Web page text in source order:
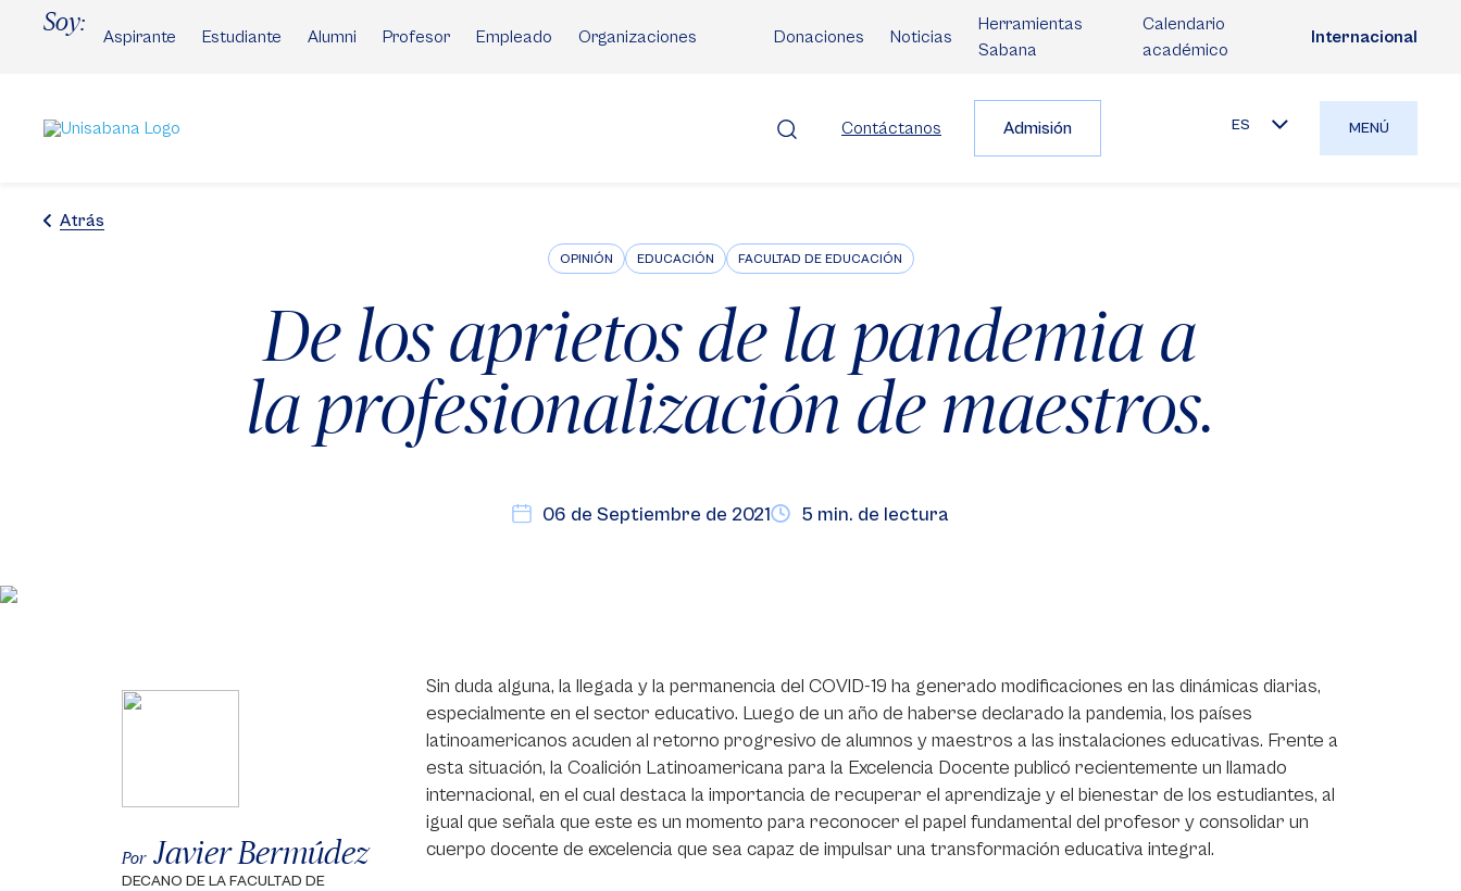
Soy:
Aspirante Estudiante Alumni Profesor Empleado Organizaciones Donaciones Noticias
Herramientas
Sabana
Calendario
académico
Internacional
Contáctanos Admisión ES MENÚ
Atrás
OPINIÓN EDUCACIÓN FACULTAD DE EDUCACIÓN
De los aprietos de la pandemia a
la profesionalización de maestros.
06 de Septiembre de 2021 5 min. de lectura
Por Javier Bermúdez
DECANO DE LA FACULTAD DE
Sin duda alguna, la llegada y la permanencia del COVID-19 ha generado modificaciones en las dinámicas diarias,
especialmente en el sector educativo. Luego de un año de haberse declarado la pandemia, los países
latinoamericanos acuden al retorno progresivo de alumnos y maestros a las instalaciones educativas. Frente a
esta situación, la Coalición Latinoamericana para la Excelencia Docente publicó recientemente un llamado
internacional, en el cual destaca la importancia de recuperar el aprendizaje y el bienestar de los estudiantes, al
igual que señala que este es un momento para reconocer el papel fundamental del profesor y consolidar un
cuerpo docente de excelencia que sea capaz de impulsar una transformación educativa integral.